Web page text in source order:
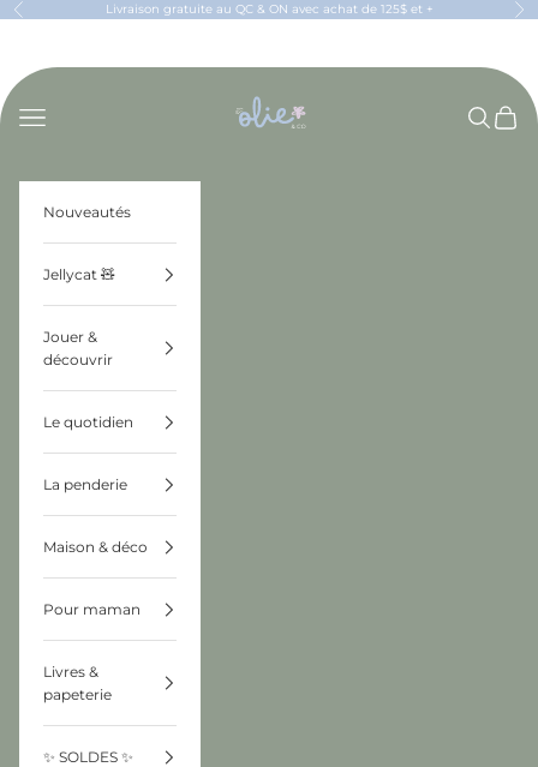
Passer au contenu
Précédent Livraison gratuite au QC & ON avec achat de 125$ et +
Menu
Panier
Nouveautés
Jellycat 🧸
Jouer &
découvrir
Le quotidien
La penderie
Maison & déco
Pour maman
Livres &
papeterie
✨ SOLDES ✨